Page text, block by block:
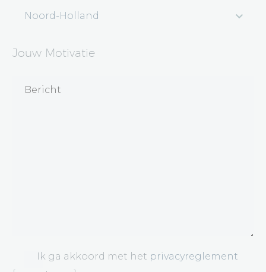
Noord-Holland
Jouw Motivatie
Ik ga akkoord met het privacyreglement